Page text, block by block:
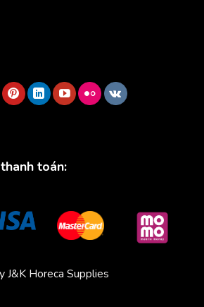
toán:
Horeca Supplies